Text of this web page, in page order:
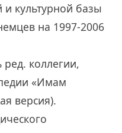
культурной базы
на 1997-2006
коллегии,
«Имам
версия).